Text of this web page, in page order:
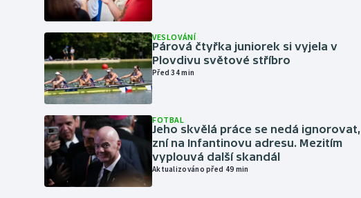
VESLOVÁNÍ
Párová čtyřka juniorek si vyjela v
Plovdivu světové stříbro
Před 34 min
FOTBAL
Jeho skvělá práce se nedá ignorovat,
zní na Infantinovu adresu. Mezitím
vyplouvá další skandál
Aktualizováno před 49 min